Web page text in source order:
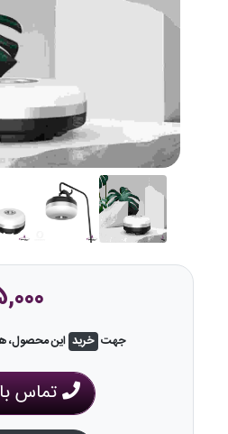
جهت خرید این محصول،
تماس